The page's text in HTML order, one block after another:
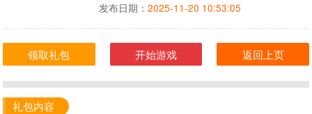
发布日期： 2025-11-20 10:53:05
领取礼包 开始游戏 返回上页
礼包内容